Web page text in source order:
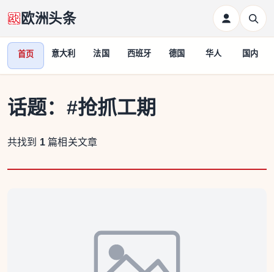
欧洲头条
首页 意大利 法国 西班牙 德国 华人 国内
话题： #抢抓工期
共找到 1 篇相关文章